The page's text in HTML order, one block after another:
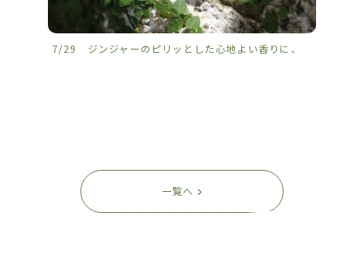
7/29 ジンジャーのピリッとした心地よい香りに、
一覧へ